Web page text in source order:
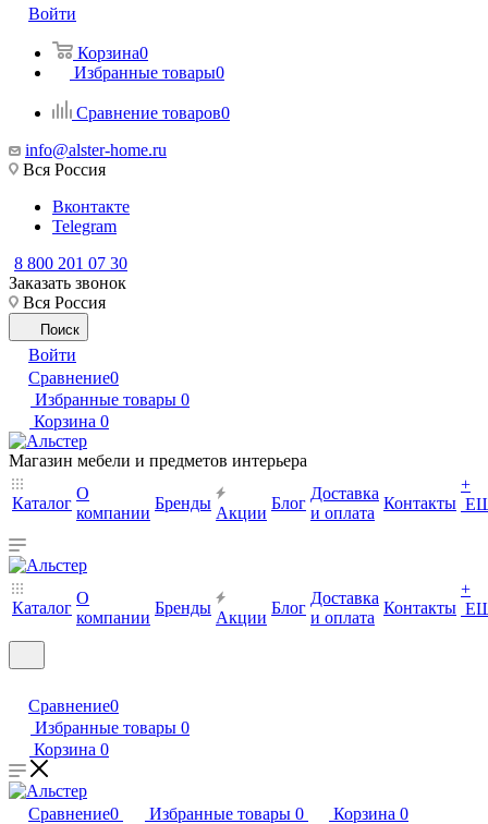
Войти
Корзина0
Избранные товары0
Сравнение товаров0
info@alster-home.ru
Вся Россия
Вконтакте
Telegram
8 800 201 07 30
Заказать звонок
Вся Россия
Поиск
Войти
Сравнение0
Избранные товары 0
Корзина 0
Магазин мебели и предметов интерьера
Каталог
О
компании
Бренды
Акции
Блог
Доставка
и оплата
Контакты
+
Каталог
О
компании
Бренды
Акции
Блог
Доставка
и оплата
Контакты
+
Сравнение0
Избранные товары 0
Корзина 0
Сравнение0 Избранные товары 0 Корзина 0